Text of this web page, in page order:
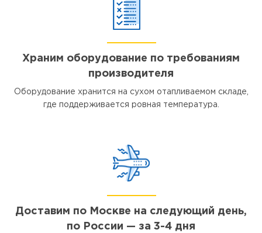
Храним оборудование по требованиям
производителя
Оборудование хранится на сухом отапливаемом складе,
где поддерживается ровная температура.
Доставим по Москве на следующий день,
по России — за 3-4 дня